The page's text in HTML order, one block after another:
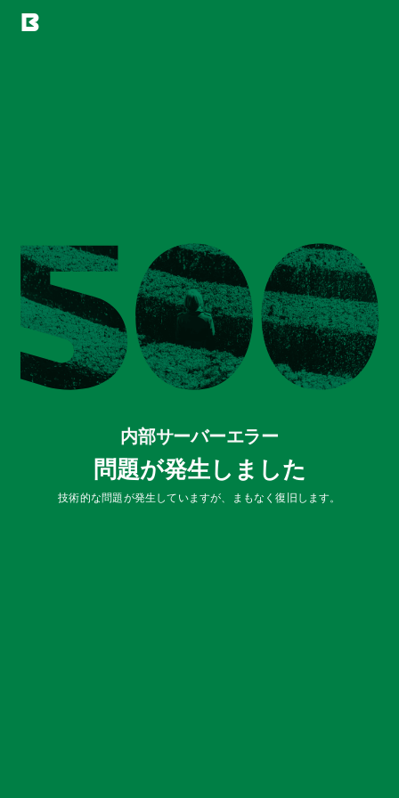
内部サーバーエラー
問題が発生しました
技術的な問題が発生していますが、まもなく復旧します。